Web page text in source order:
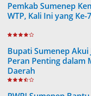
Pemkab Sumenep
WTP, Kali Ini yang Ke-7
Bupati Sumenep Akui
Peran Penting dalam
Daerah